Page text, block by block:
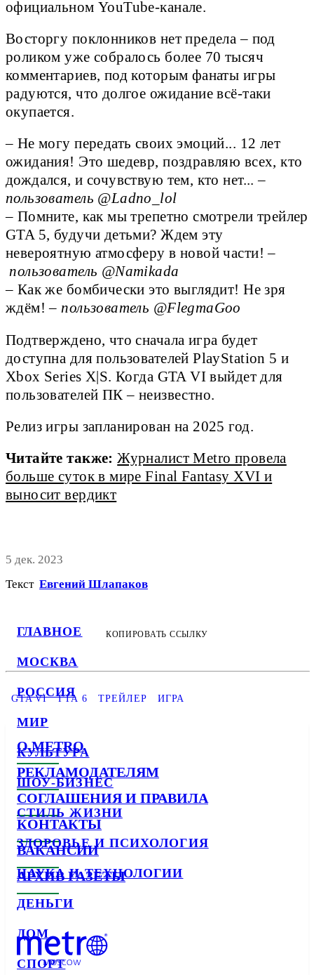
ГЛАВНОЕ
МОСКВА
РОССИЯ
МИР
КУЛЬТУРА
ШОУ-БИЗНЕС
СТИЛЬ ЖИЗНИ
ЗДОРОВЬЕ И ПСИХОЛОГИЯ
НАУКА И ТЕХНОЛОГИИ
ДЕНЬГИ
ДОМ
СПОРТ
официальном YouTube-канале.
Восторгу поклонников нет предела – под
роликом уже собралось более 70 тысяч
комментариев, под которым фанаты игры
радуются, что долгое ожидание всё-таки
окупается.
– Не могу передать своих эмоций... 12 лет
ожидания! Это шедевр, поздравляю всех, кто
пользователь @Ladno_lol
– Помните, как мы трепетно смотрели трейлер
GTA 5, будучи детьми? Ждем эту
невероятную атмосферу в новой части! –
пользователь @Namikada
– Как же бомбически это выглядит! Не зря
ждём! – пользователь @FlegmaGoo
Подтверждено, что сначала игра будет
доступна для пользователей PlayStation 5 и
Xbox Series X|S. Когда GTA VI выйдет для
пользователей ПК – неизвестно.
Релиз игры запланирован на 2025 год.
Читайте также: Журналист Metro провела
больше суток в мире Final Fantasy XVI и
выносит вердикт
5 дек. 2023
Текст Евгений Шлапаков
КОПИРОВАТЬ ССЫЛКУ
GTA VI ГТА 6 ТРЕЙЛЕР ИГРА
О METRO
РЕКЛАМОДАТЕЛЯМ
СОГЛАШЕНИЯ И ПРАВИЛА
КОНТАКТЫ
ВАКАНСИИ
АРХИВ ГАЗЕТЫ